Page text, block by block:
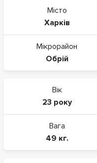
Місто
Харків
Мікрорайон
Обрій
Вік
23 року
Вага
49 кг.